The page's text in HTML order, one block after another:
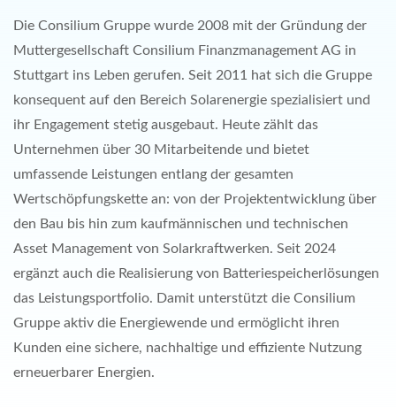
Die Consilium Gruppe wurde 2008 mit der Gründung der
Muttergesellschaft Consilium Finanzmanagement AG in
Stuttgart ins Leben gerufen. Seit 2011 hat sich die Gruppe
konsequent auf den Bereich Solarenergie spezialisiert und
ihr Engagement stetig ausgebaut. Heute zählt das
Unternehmen über 30 Mitarbeitende und bietet
umfassende Leistungen entlang der gesamten
Wertschöpfungskette an: von der Projektentwicklung über
den Bau bis hin zum kaufmännischen und technischen
Asset Management von Solarkraftwerken. Seit 2024
ergänzt auch die Realisierung von Batteriespeicherlösungen
das Leistungsportfolio. Damit unterstützt die Consilium
Gruppe aktiv die Energiewende und ermöglicht ihren
Kunden eine sichere, nachhaltige und effiziente Nutzung
erneuerbarer Energien.